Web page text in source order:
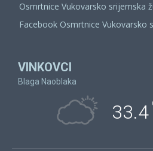
Osmrtnice Vukovarsko srijemska
Facebook Osmrtnice Vukovarsko
VINKOVCI
Blaga Naoblaka
33.4